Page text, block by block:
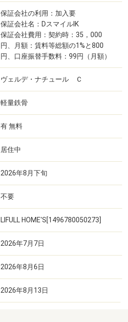
保証会社の利用：加入要
保証会社名：DスマイルIK
保証会社費用：契約時：35，000
円、月額：賃料等総額の1%と800
円、口座振替手数料：99円（月額）
ヴェルデ・ナチュール Ｃ
軽量鉄骨
有 無料
居住中
2026年8月下旬
不要
LIFULL HOME'S[1496780050273]
2026年7月7日
2026年8月6日
2026年8月13日